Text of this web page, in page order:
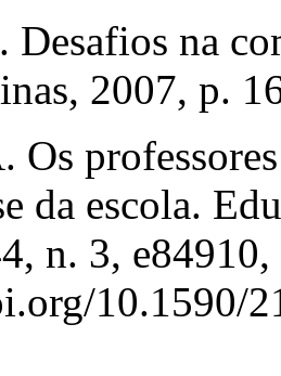
na
2007, p.
da escola.
n. 3,
10.1590/